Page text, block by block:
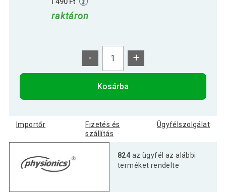
raktáron
- +
Kosárba
Importőr
Fizetés és
szállítás
Ügyfélszolgálat
824 az ügyfél az alábbi
terméket rendelte